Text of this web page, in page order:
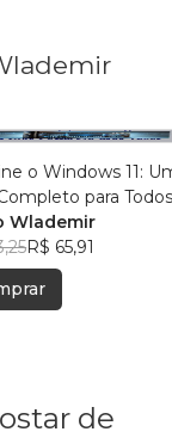
o Windows 11:
para Todos
Wlademir
R$ 65,91
de